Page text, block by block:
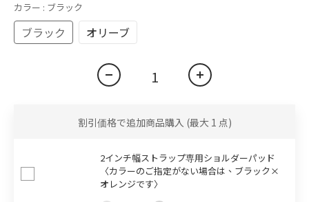
カラー : ブラック
ブラック オリーブ
割引価格で追加商品購入 (最大 1 点)
2インチ幅ストラップ専用ショルダーパッド
〈カラーのご指定がない場合は、ブラック×
オレンジです〉